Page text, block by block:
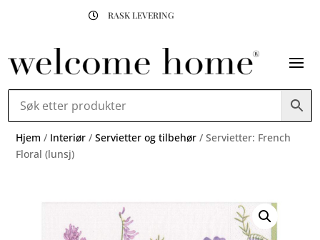
 RASK LEVERING
Hjem / Interiør /Servietter og tilbehør / Servietter: French
Floral (lunsj)